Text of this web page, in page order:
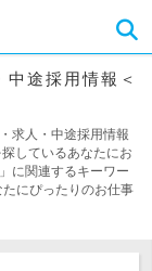
途採用情報＜
求人・中途採用情報
しているあなたにお
に関連するキーワー
にぴったりのお仕事